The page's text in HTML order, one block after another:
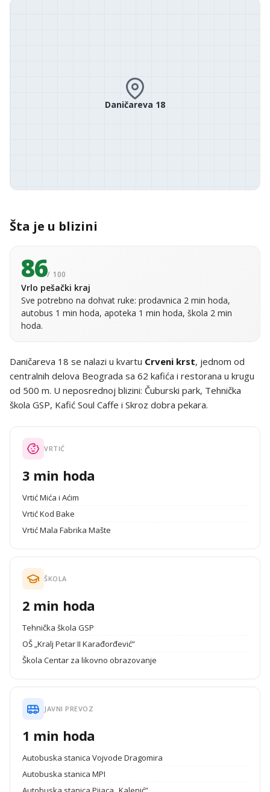
Daničareva 18
Šta je u blizini
86/ 100
Vrlo pešački kraj
Sve potrebno na dohvat ruke: prodavnica 2 min hoda,
autobus 1 min hoda, apoteka 1 min hoda, škola 2 min
hoda.
Daničareva 18 se nalazi u kvartu Crveni krst, jednom od
centralnih delova Beograda sa 62 kafića i restorana u krugu
od 500 m. U neposrednoj blizini: Čuburski park, Tehnička
škola GSP, Kafić Soul Caffe i Skroz dobra pekara.
VRTIĆ
3 min hoda
Vrtić Mića i Aćim
Vrtić Kod Bake
Vrtić Mala Fabrika Mašte
ŠKOLA
2 min hoda
Tehnička škola GSP
OŠ „Kralj Petar II Karađorđević”
Škola Centar za likovno obrazovanje
JAVNI PREVOZ
1 min hoda
Autobuska stanica Vojvode Dragomira
Autobuska stanica MPI